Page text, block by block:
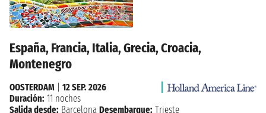
España, Francia, Italia, Grecia, Croacia,
Montenegro
OOSTERDAM
12 SEP. 2026
Duración: 11 noches
Salida desde: Barcelona Desembarque: Trieste